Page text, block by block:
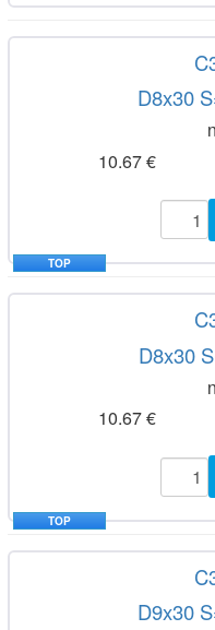
D8x30
10.67 €
TOP
D8x30
10.67 €
TOP
D9x30